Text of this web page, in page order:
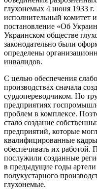
глухонемых 4 июня 1933
исполнительный комитет
постановление «Об
Украинском обществе
законодательно были
определены
инвалидов.
С целью обеспечения
производствах сначала
сурдопереводчиком. Но
предприятиях
проблем в комплексе.
стало создание
предприятий, которые
квалифицированные
обеспечивать их работой.
послужили созданные
в предыдущие годы артели
полукустарного
глухонемые.